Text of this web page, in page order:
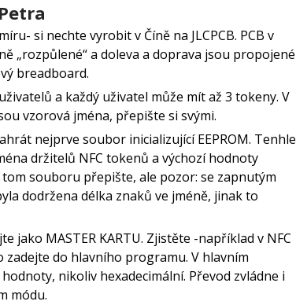
si nechte vyrobit v Číně na JLCPCB. PCB v
„rozpůlené“ a doleva a doprava jsou propojené
breadboard.
a každý uživatel může mít až 3 tokeny. V
vzorová jména, přepište si svými.
nejprve soubor inicializující EEPROM. Tenhle
držitelů NFC tokenů a výchozí hodnoty
tom souboru přepište, ale pozor: se zapnutým
dodržena délka znaků ve jméně, jinak to
jako MASTER KARTU. Zjistěte -například v NFC
do hlavního programu. V hlavním
nikoliv hexadecimální. Převod zvládne i
módu.